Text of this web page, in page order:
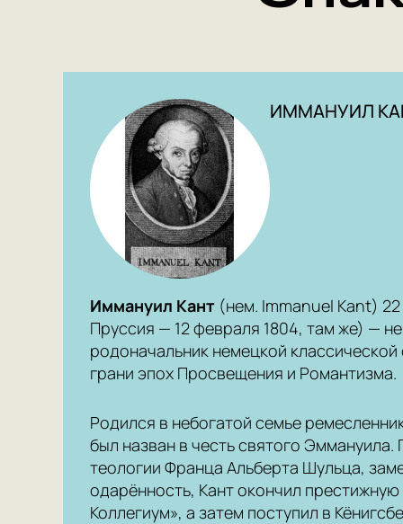
ИММАНУИЛ
Иммануил Кант (нем. Immanuel Kant) 22
Пруссия — 12 февраля 1804, там же) —
родоначальник немецкой
грани эпох Просвещения и Романтизма.
Родился в небогатой семье
был назван в честь святого
теологии Франца Альберта Шульца,
одарённость, Кант окончил
Коллегиум», а затем поступил в